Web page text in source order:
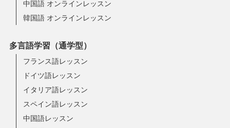
中国語 オンラインレッスン
韓国語 オンラインレッスン
多言語学習（通学型）
フランス語レッスン
ドイツ語レッスン
イタリア語レッスン
スペイン語レッスン
中国語レッスン